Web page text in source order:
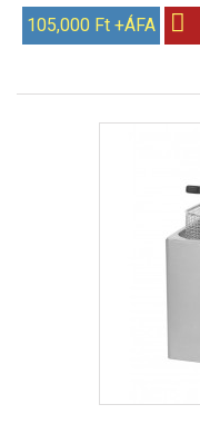
105,000 Ft +ÁFA